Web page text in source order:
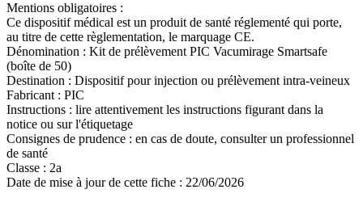
Mentions obligatoires :
Ce dispositif médical est un produit de santé réglementé qui porte,
au titre de cette règlementation, le marquage CE.
Dénomination : Kit de prélèvement PIC Vacumirage Smartsafe
(boîte de 50)
Destination : Dispositif pour injection ou prélèvement intra-veineux
Fabricant : PIC
Instructions : lire attentivement les instructions figurant dans la
notice ou sur l'étiquetage
Consignes de prudence : en cas de doute, consulter un professionnel
de santé
Classe : 2a
Date de mise à jour de cette fiche : 22/06/2026